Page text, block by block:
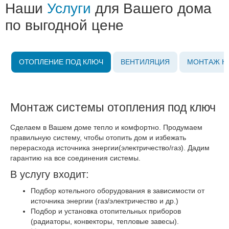
Наши Услуги для Вашего дома
по выгодной цене
ОТОПЛЕНИЕ ПОД КЛЮЧ ВЕНТИЛЯЦИЯ МОНТАЖ
Монтаж системы отопления под ключ
Сделаем в Вашем доме тепло и комфортно. Продумаем
правильную систему, чтобы отопить дом и избежать
перерасхода источника энергии(электричество/газ). Дадим
гарантию на все соединения системы.
В услугу входит:
Подбор котельного оборудования в зависимости от
источника энергии (газ/электричество и др.)
Подбор и установка отопительных приборов
(радиаторы, конвекторы, тепловые завесы).